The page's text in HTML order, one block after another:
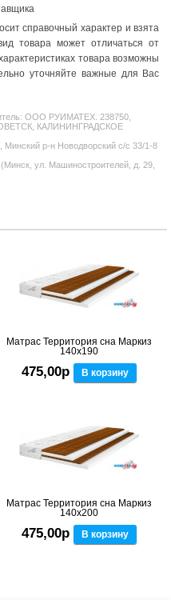
справочный характер и взята
товара может отличаться от
товара возможны
уточняйте важные для Вас
ООО РУИМАТЕХ. 238750,
КАЛИНИНГРАДСКОЕ
р-н Новодворский с/с 33/1-8
ул. Машиностроителей, д. 29,
Матрас Территория сна Маркиз
140x190
475,00р В корзину
Матрас Территория сна Маркиз
140x200
475,00р В корзину